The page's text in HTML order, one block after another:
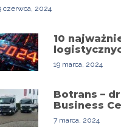
czerwca, 2024
10
19 marca, 2024
Botrans –
Business
7 marca, 2024